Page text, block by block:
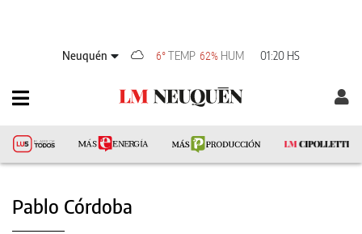
Neuquén 6°TEMP 62% HUM 01:20 HS
Pablo Córdoba